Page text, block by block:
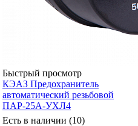
Быстрый просмотр
КЭАЗ Предохранитель
автоматический резьбовой
ПАР-25А-УХЛ4
Есть в наличии (10)